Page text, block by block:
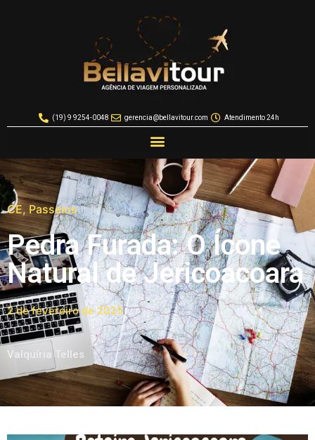
(19) 9 9254-0048 gerencia@bellavitour.com Atendimento 24h
CE, Passeios
Pedra Furada: O Ícone
Natural de Jericoacoara
2 de fevereiro de 2025
Valquíria Telles